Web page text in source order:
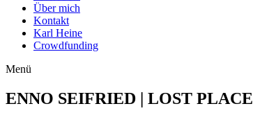
Über mich
Kontakt
Karl Heine
Crowdfunding
Menü
ENNO SEIFRIED | LOST PLACE